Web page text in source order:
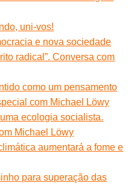
uni-vos!
e nova sociedade
radical”. Conversa com
como um pensamento
com Michael Löwy
ecologia socialista.
Michael Löwy
aumentará a fome e
para superação das